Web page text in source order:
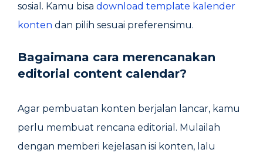
sosial. Kamu bisa download template kalender
konten dan pilih sesuai preferensimu.
Bagaimana cara merencanakan
editorial content calendar?
Agar pembuatan konten berjalan lancar, kamu
perlu membuat rencana editorial. Mulailah
dengan memberi kejelasan isi konten, lalu